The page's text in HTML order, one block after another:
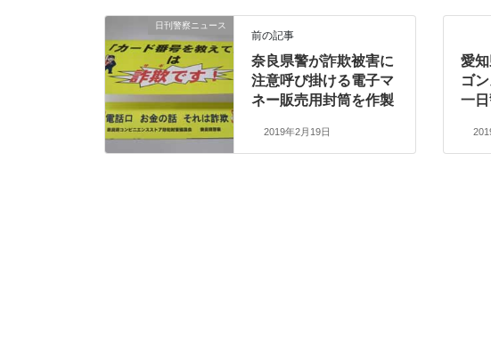
日刊警察ニュース
前の記事
奈良県警が詐欺被害に
注意呼び掛ける電子マ
ネー販売用封筒を作製
2019年2月19日
愛
ゴ
一